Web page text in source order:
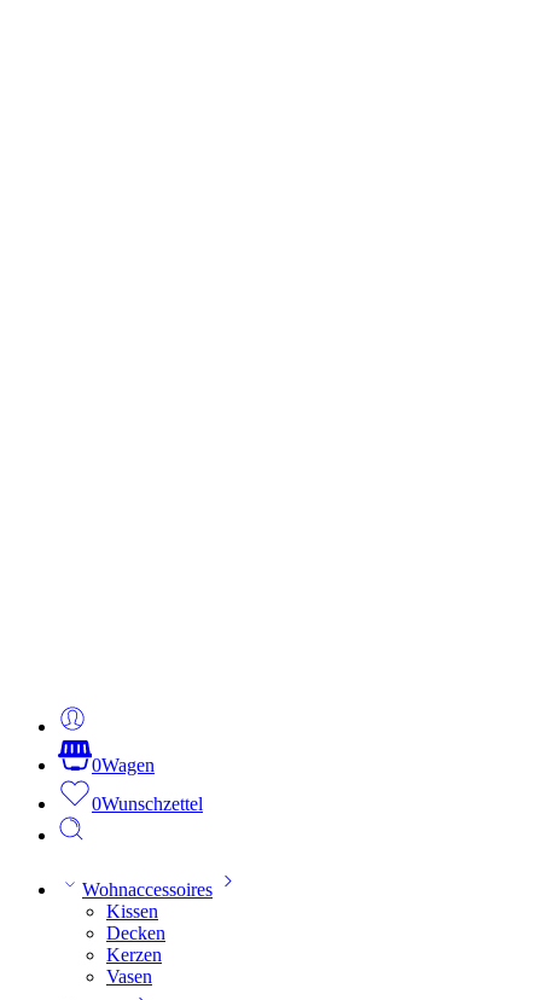
0Wagen
0Wunschzettel
Wohnaccessoires
Kissen
Decken
Kerzen
Vasen